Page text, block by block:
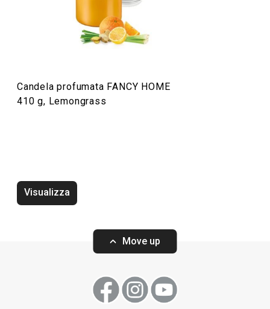
Servire in tavola
Preparazione degli alimenti
Candela profumata FANCY HOME
410 g, Lemongrass
Visualizza
Move up